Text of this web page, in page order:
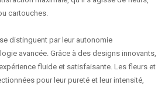
cartouches.
distinguent par leur autonomie
avancée. Grâce à des designs innovants,
fluide et satisfaisante. Les fleurs et
pour leur pureté et leur intensité,